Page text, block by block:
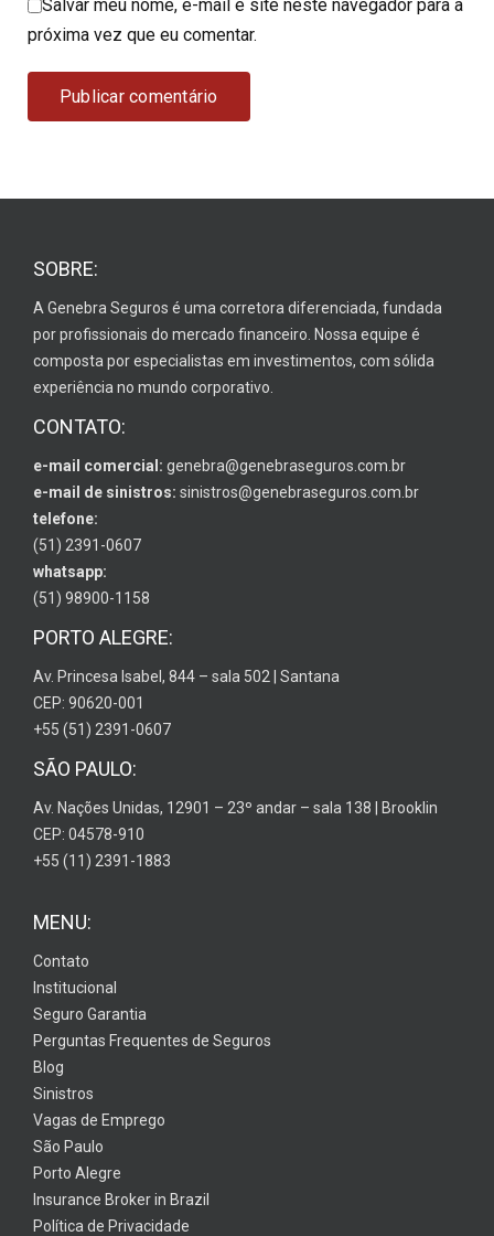
Salvar meu nome, e-mail e site neste navegador para a
próxima vez que eu comentar.
SOBRE:
A Genebra Seguros é uma corretora diferenciada, fundada
por profissionais do mercado financeiro. Nossa equipe é
composta por especialistas em investimentos, com sólida
experiência no mundo corporativo.
CONTATO:
e-mail comercial: genebra@genebraseguros.com.br
e-mail de sinistros: sinistros@genebraseguros.com.br
telefone:
(51) 2391-0607
whatsapp:
(51) 98900-1158
PORTO ALEGRE:
Av. Princesa Isabel, 844 – sala 502 | Santana
CEP: 90620-001
+55 (51) 2391-0607
SÃO PAULO:
Av. Nações Unidas, 12901 – 23º andar – sala 138 | Brooklin
CEP: 04578-910
+55 (11) 2391-1883
MENU:
Contato
Institucional
Seguro Garantia
Perguntas Frequentes de Seguros
Blog
Sinistros
Vagas de Emprego
São Paulo
Porto Alegre
Insurance Broker in Brazil
Política de Privacidade